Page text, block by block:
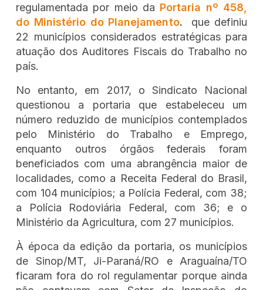
regulamentada por meio da Portaria nº 458,
do Ministério do Planejamento.
que definiu
22 municípios considerados estratégicas para
atuação dos Auditores Fiscais do Trabalho no
país.
No entanto, em 2017, o Sindicato Nacional
questionou a portaria que estabeleceu um
número reduzido de municípios contemplados
pelo Ministério do Trabalho e Emprego,
enquanto outros órgãos federais foram
beneficiados com uma abrangência maior de
localidades, como a Receita Federal do Brasil,
com 104 municípios; a Polícia Federal, com 38;
a Polícia Rodoviária Federal, com 36; e o
Ministério da Agricultura, com 27 municípios.
À época da edição da portaria, os municípios
de Sinop/MT, Ji-Paraná/RO e Araguaína/TO
ficaram fora do rol regulamentar porque ainda